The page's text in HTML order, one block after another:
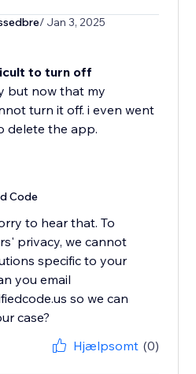
/ Jan 3, 2025
to turn off
but now that my
turn it off. i even went
delete the app.
Code
to hear that. To
privacy, we cannot
specific to your
you email
so we can
case?
Hjælpsomt (0)